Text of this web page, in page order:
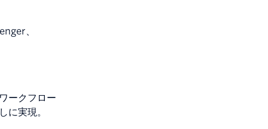
、
ークフロー
に実現。